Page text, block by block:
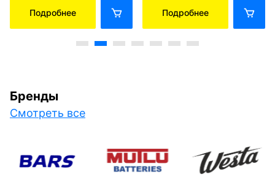
Подробнее Подробнее
Бренды
Смотреть все